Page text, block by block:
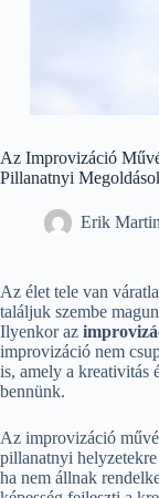
Az Improvizáció
Pillanatnyi
Erik
Az élet tele van
találjuk szembe
Ilyenkor az
improvizáció nem
is, amely a kreativitás
bennünk.
Az improvizáció
pillanatnyi
ha nem állnak